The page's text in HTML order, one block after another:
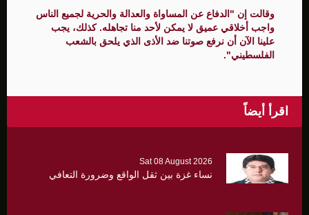
وقالت إن "الدفاع عن المساواة والعدالة والحرية لجميع الناس
واجب أخلاقي عميق لا يمكن لأحد منا تجاهله. كذلك، يجب
علينا الآن أن نرفع صوتنا ضد الأذى الذي يلحق بالشعب
الفلسطيني".
اقرأ أيضاً
Sat 08 August 2026
نساء غزة بين ثقل الواقع وضرورة التعافي